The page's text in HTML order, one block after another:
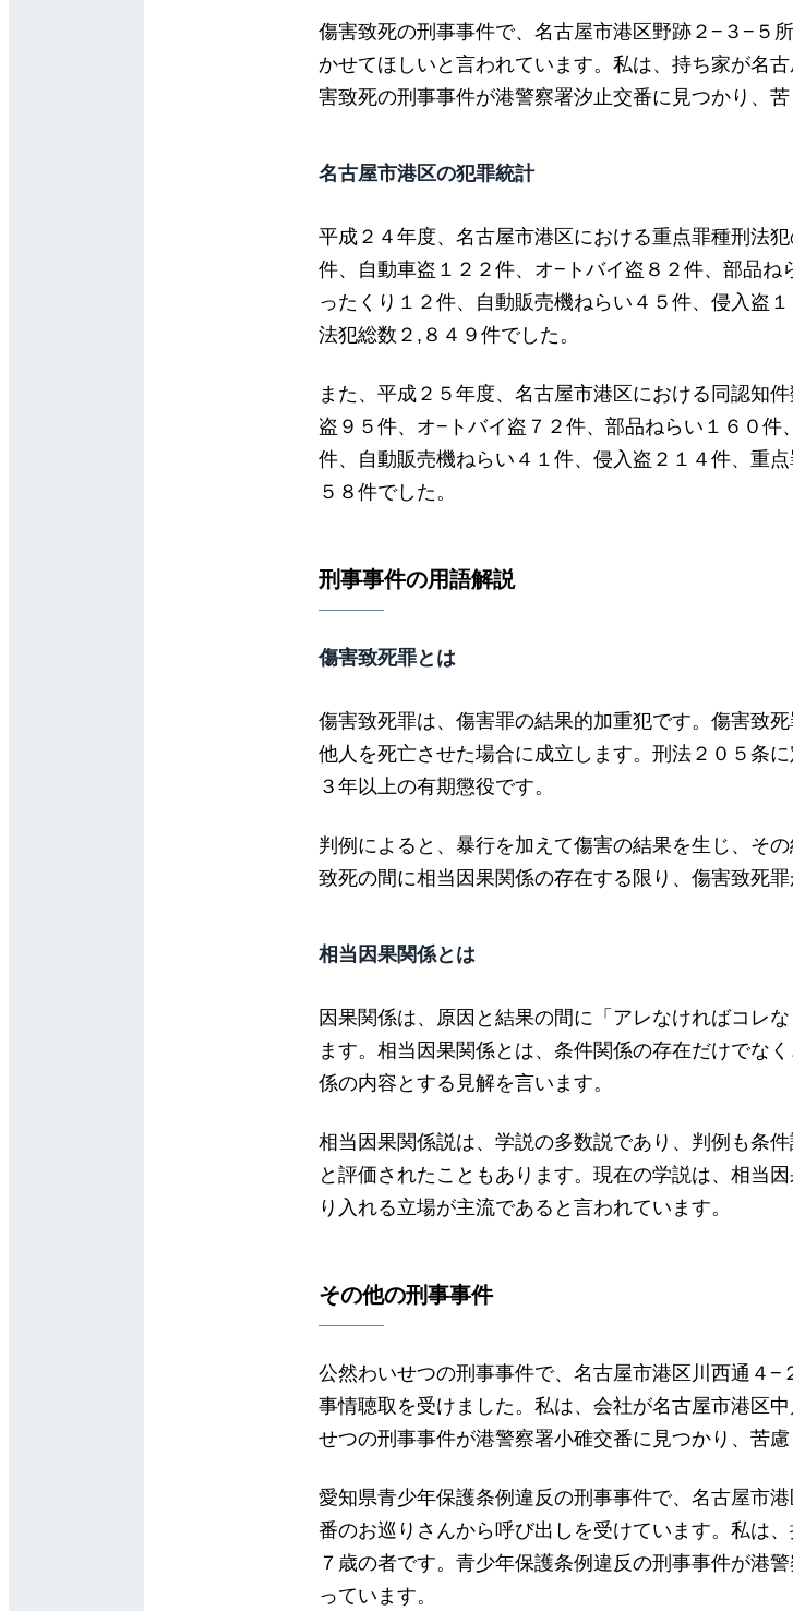
傷害致死の刑事事件で、名古屋市港区野跡２−３−５
かせてほしいと言われています。私は、持ち家が名
害致死の刑事事件が港警察署汐止交番に見つかり、苦
名古屋市港区の犯罪統計
平成２４年度、名古屋市港区における重点罪種刑法
件、自動車盗１２２件、オ−トバイ盗８２件、部品
ったくり１２件、自動販売機ねらい４５件、侵入盗
法犯総数２,８４９件でした。
また、平成２５年度、名古屋市港区における同認知
盗９５件、オ−トバイ盗７２件、部品ねらい１６０件
件、自動販売機ねらい４１件、侵入盗２１４件、重
５８件でした。
刑事事件の用語解説
傷害致死罪とは
傷害致死罪は、傷害罪の結果的加重犯です。傷害致
他人を死亡させた場合に成立します。刑法２０５条
３年以上の有期懲役です。
判例によると、暴行を加えて傷害の結果を生じ、そ
致死の間に相当因果関係の存在する限り、傷害致死罪
相当因果関係とは
因果関係は、原因と結果の間に「アレなければコレ
ます。相当因果関係とは、条件関係の存在だけでな
係の内容とする見解を言います。
相当因果関係説は、学説の多数説であり、判例も条
と評価されたこともあります。現在の学説は、相当
り入れる立場が主流であると言われています。
その他の刑事事件
公然わいせつの刑事事件で、名古屋市港区川西通４−
事情聴取を受けました。私は、会社が名古屋市港区
せつの刑事事件が港警察署小碓交番に見つかり、苦慮
愛知県青少年保護条例違反の刑事事件で、名古屋市
番のお巡りさんから呼び出しを受けています。私は
７歳の者です。青少年保護条例違反の刑事事件が港
っています。